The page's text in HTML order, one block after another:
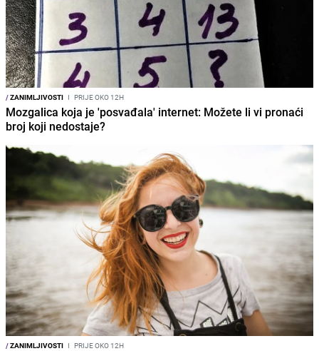
/ZANIMLJIVOSTI I PRIJE OKO 12H
Mozgalica koja je 'posvađala' internet: Možete li vi pronaći
broj koji nedostaje?
/ZANIMLJIVOSTI I PRIJE OKO 12H